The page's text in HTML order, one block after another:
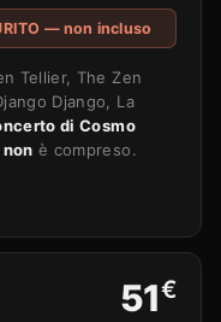
— non incluso
Tellier, The Zen
Django, La
di Cosmo
non è compreso.
51€